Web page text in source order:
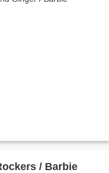
/ Barbie